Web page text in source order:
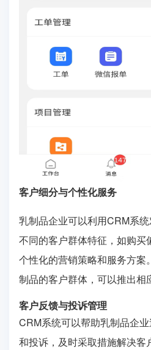
客户细分与个性化服务
乳制品企业可以利用CRM系
不同的客户群体特征，如购买
个性化的营销策略和服务方案
制品的客户群体，可以推出相
客户反馈与投诉管理
CRM系统可以帮助乳制品企
和投诉，及时采取措施解决客